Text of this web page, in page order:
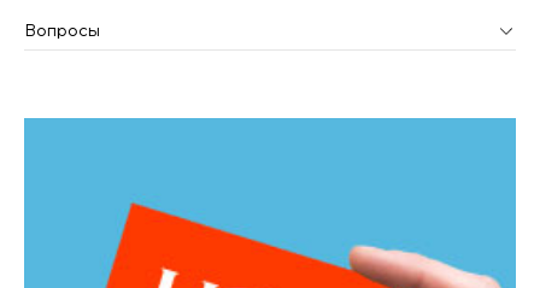
Вопросы